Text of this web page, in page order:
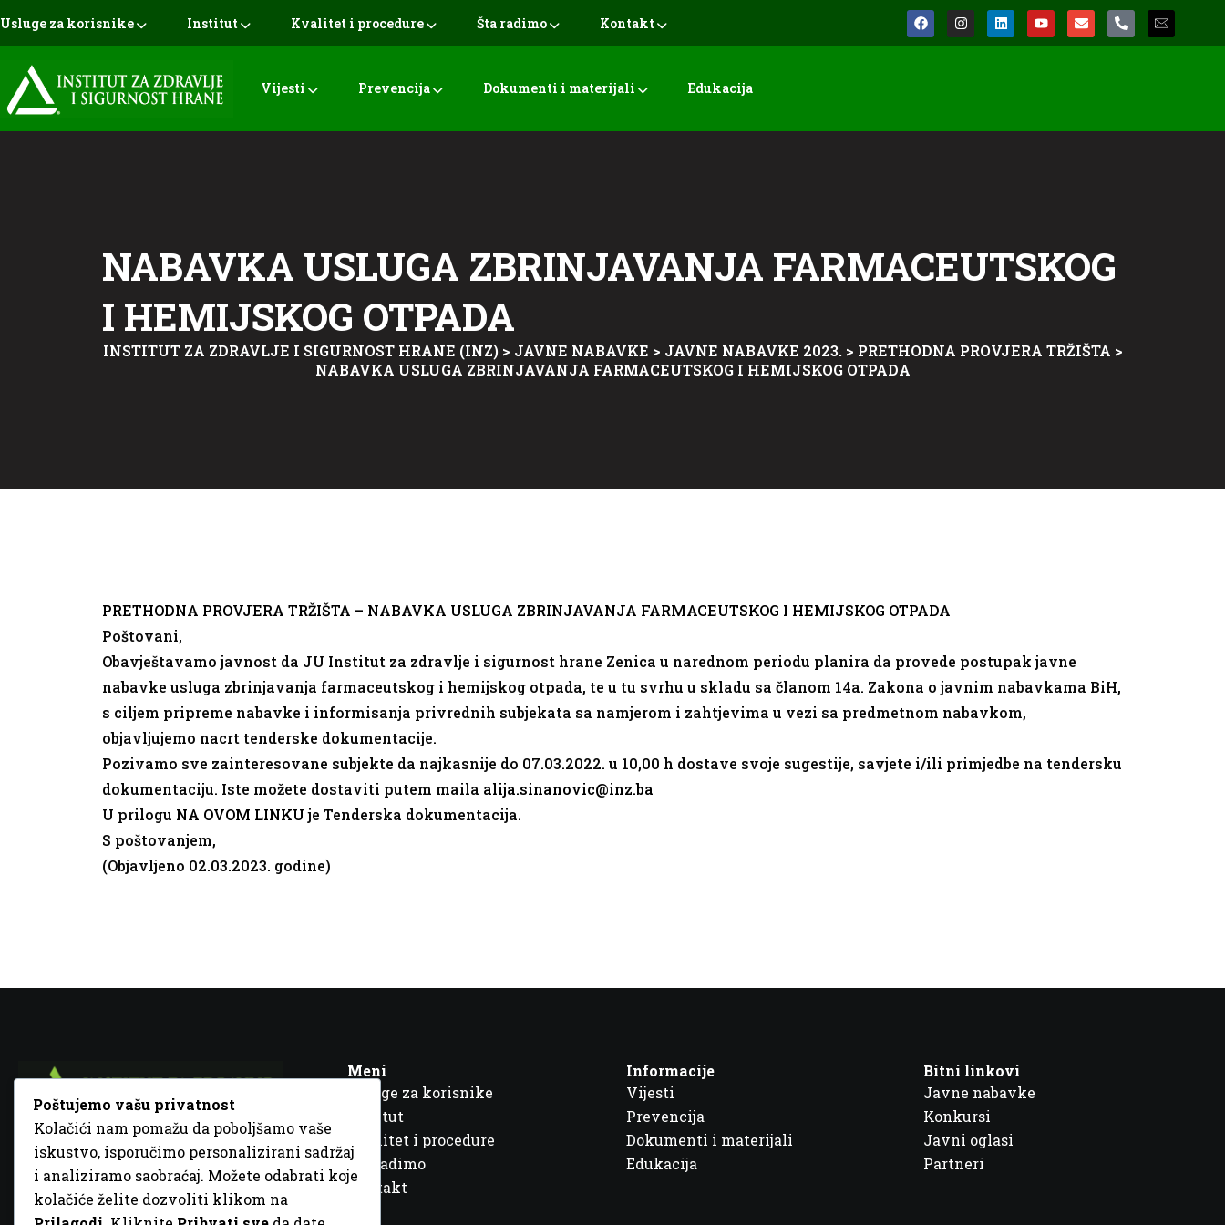
Usluge za korisnike Institut Kvalitet i procedure Šta radimo Kontakt
Vijesti Prevencija Dokumenti i materijali Edukacija
NABAVKA USLUGA ZBRINJAVANJA FARMACEUTSKOG
I HEMIJSKOG OTPADA
INSTITUT ZA ZDRAVLJE I SIGURNOST HRANE (INZ) > JAVNE NABAVKE > JAVNE NABAVKE 2023.> PRETHODNA PROVJERA TRŽIŠTA >
NABAVKA USLUGA ZBRINJAVANJA FARMACEUTSKOG I HEMIJSKOG OTPADA
PRETHODNA PROVJERA TRŽIŠTA – NABAVKA USLUGA ZBRINJAVANJA FARMACEUTSKOG I HEMIJSKOG OTPADA
Poštovani,
Obavještavamo javnost da JU Institut za zdravlje i sigurnost hrane Zenica u narednom periodu planira da provede postupak javne
nabavke usluga zbrinjavanja farmaceutskog i hemijskog otpada, te u tu svrhu u skladu sa članom 14a. Zakona o javnim nabavkama BiH,
s ciljem pripreme nabavke i informisanja privrednih subjekata sa namjerom i zahtjevima u vezi sa predmetnom nabavkom,
objavljujemo nacrt tenderske dokumentacije.
Pozivamo sve zainteresovane subjekte da najkasnije do 07.03.2022. u 10,00 h dostave svoje sugestije, savjete i/ili primjedbe na tendersku
dokumentaciju. Iste možete dostaviti putem maila alija.sinanovic@inz.ba
U prilogu NA OVOM LINKUje Tenderska dokumentacija.
S poštovanjem,
(Objavljeno 02.03.2023. godine)
Fra Ivana Jukića br. 2, 72000 Zenica, BiH
+387 32 448 001
info@inz.ba
Meni
Usluge za korisnike
Institut
Kvalitet i procedure
Šta radimo
Kontakt
Informacije
Vijesti
Prevencija
Dokumenti i materijali
Edukacija
Bitni linkovi
Javne nabavke
Konkursi
Javni oglasi
Partneri
Poštujemo vašu privatnost
Kolačići nam pomažu da poboljšamo vaše
iskustvo, isporučimo personalizirani sadržaj
i analiziramo saobraćaj. Možete odabrati koje
kolačiće želite dozvoliti klikom na